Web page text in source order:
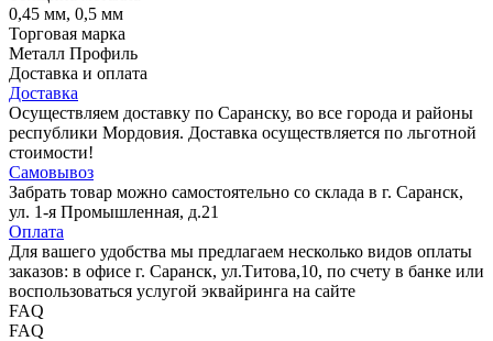
0,45 мм, 0,5 мм
Торговая марка
Металл Профиль
Доставка и оплата
Доставка
Осуществляем доставку по Саранску, во все города и районы
республики Мордовия. Доставка осуществляется по льготной
стоимости!
Самовывоз
Забрать товар можно самостоятельно со склада в г. Саранск,
ул. 1-я Промышленная, д.21
Оплата
Для вашего удобства мы предлагаем несколько видов оплаты
заказов: в офисе г. Саранск, ул.Титова,10, по счету в банке или
воспользоваться услугой эквайринга на сайте
FAQ
FAQ